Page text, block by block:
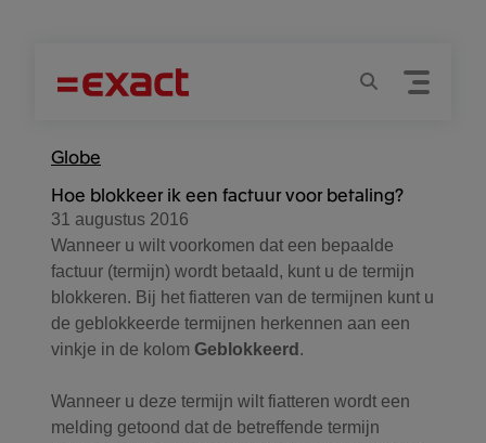
Menu
Zoeken
Globe
Hoe blokkeer ik een factuur voor betaling?
31 augustus 2016
Wanneer u wilt voorkomen dat een bepaalde
factuur (termijn) wordt betaald, kunt u de termijn
blokkeren. Bij het fiatteren van de termijnen kunt u
de geblokkeerde termijnen herkennen aan een
vinkje in de kolom Geblokkeerd .
Wanneer u deze termijn wilt fiatteren wordt een
melding getoond dat de betreffende termijn